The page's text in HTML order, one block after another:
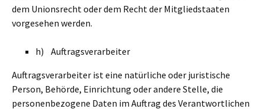
dem Unionsrecht oder dem Recht der Mitgliedstaaten
vorgesehen werden.
h) Auftragsverarbeiter
Auftragsverarbeiter ist eine natürliche oder juristische
Person, Behörde, Einrichtung oder andere Stelle, die
personenbezogene Daten im Auftrag des Verantwortlichen